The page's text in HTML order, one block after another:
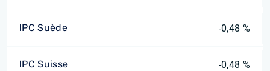
IPC Suède -0,48 %
IPC Suisse -0,48 %